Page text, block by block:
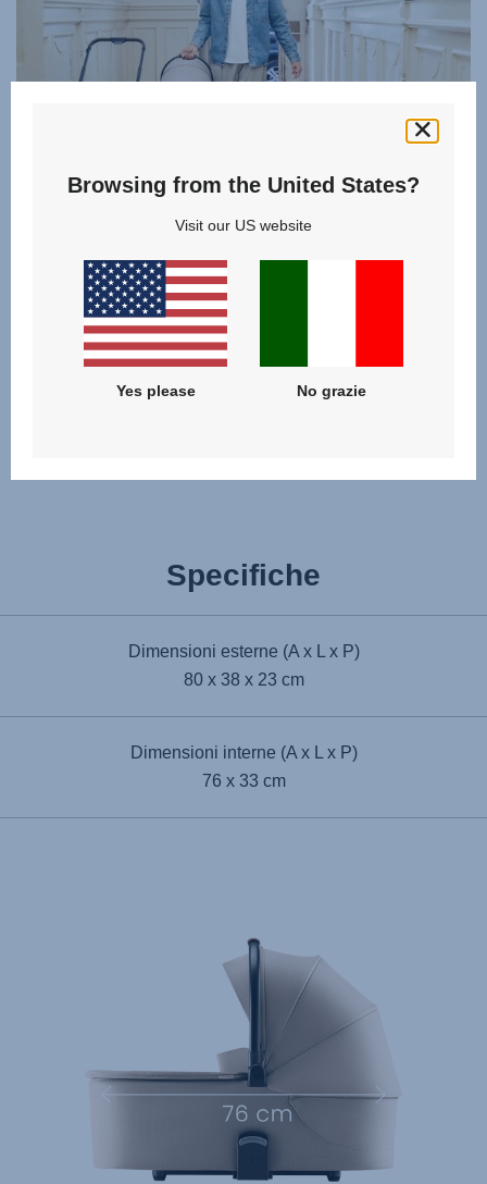
Rendi ogni giorno con il tuo bebè più semplice. Aggancia
la comoda navicella al passeggino senza sforzo,
utilizzando gli adattatori inclusi. La maniglia ergonomica
rende facile sollevare la navicella e trasportarla nel tuo
appartamento, anche mentre il tuo bebè dorme
o se hai poco spazio in casa, è semplice ripiegarla e sarà
Specifiche
Dimensioni esterne (A x L x P)
80 x 38 x 23 cm
Dimensioni interne (A x L x P)
76 x 33 cm
Browsing from the United States?
Visit our US website
Yes please No grazie